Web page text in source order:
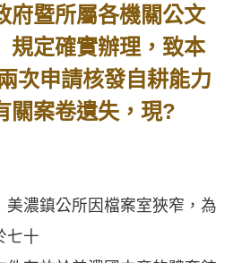
府暨所屬各機關公文
規定確實辦理，致本
次申請核發自耕能力
關案卷遺失，現?
濃鎮公所因檔案室狹窄，為
七十